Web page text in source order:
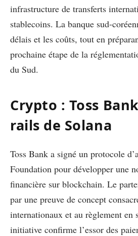
infrastructure de transferts
stablecoins. La banque sud-
délais et les coûts, tout en
prochaine étape de la
du Sud.
Crypto : Toss
rails de Solana
Toss Bank a signé un protocole
Foundation pour développer une
financière sur blockchain. Le
par une preuve de concept
internationaux et au règlement en
initiative confirme l’essor des